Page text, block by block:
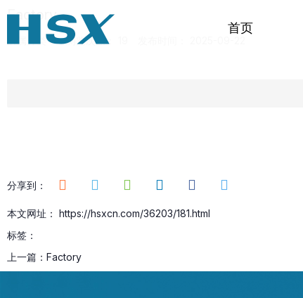
首页
Factory
所属分类： 浏览次数：
分享到：
本文网址： https://hsxcn.com/36203/181.html
标签：
上一篇： Factory